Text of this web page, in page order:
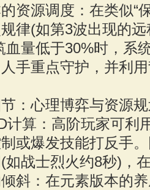
源调度：在类似“
律(如第3波出现的
血量低于30%时，系
手重点守护，并利
心理博弈与资源规
：高阶玩家可利用
或爆发技能打反手
如战士烈火约8秒)，
：在元素版本的养